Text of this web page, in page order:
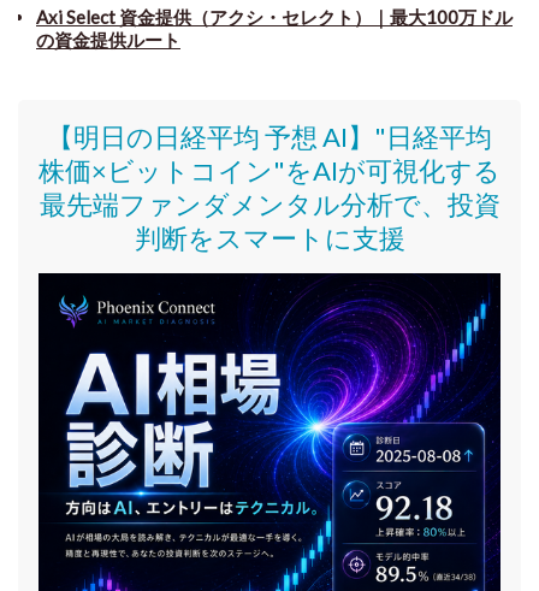
Axi Select 資金提供（アクシ・セレクト）｜最大100万ドル
の資金提供ルート
【明日の日経平均 予想 AI】"日経平均
株価×ビットコイン"をAIが可視化する
最先端ファンダメンタル分析で、投資
判断をスマートに支援